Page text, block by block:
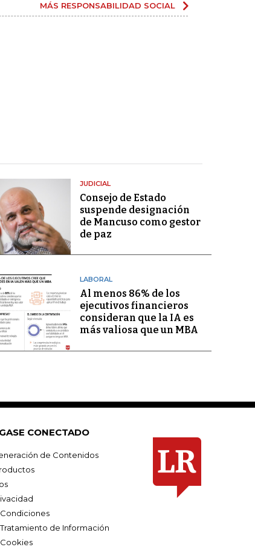
MÁS RESPONSABILIDAD SOCIAL
JUDICIAL
Consejo de Estado
suspende designación
de Mancuso como gestor
de paz
LABORAL
Al menos 86% de los
ejecutivos financieros
consideran que la IA es
más valiosa que un MBA
CONECTADO
de Contenidos
de Información